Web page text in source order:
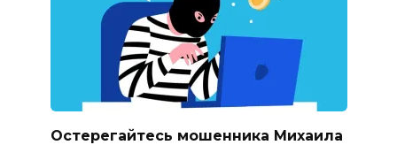
Остерегайтесь мошенника Михаила